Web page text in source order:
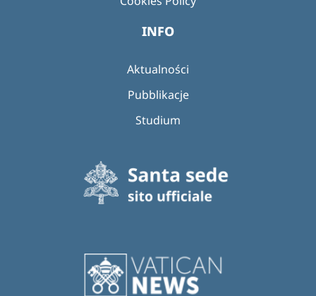
INFO
Aktualności
Pubblikacje
Studium